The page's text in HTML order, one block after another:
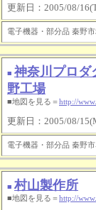
更新日：2005/08/
電子機器・部分品 秦野
■ 神奈川プロダ
野工場
■地図を見る＝http://
更新日：2005/08/
電子機器・部分品 秦野
■ 村山製作所
■地図を見る＝http://